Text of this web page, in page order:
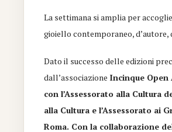
La settimana si amplia per
gioiello contemporaneo,
Dato il successo delle edizioni
dall’associazione Incinque
con l’Assessorato alla Cultura
alla Cultura e l’Assessorato ai
Roma. Con la collaborazione